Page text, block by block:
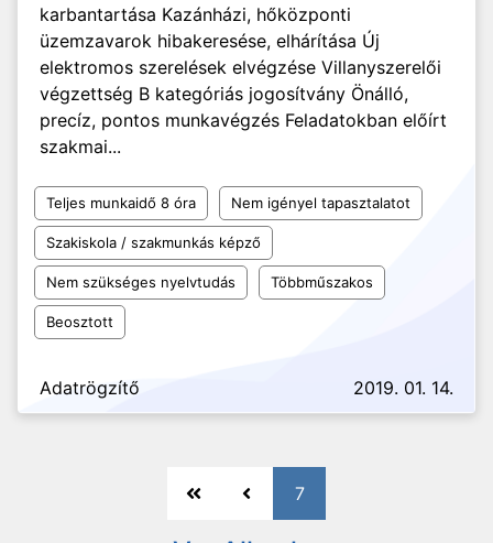
karbantartása Kazánházi, hőközponti
üzemzavarok hibakeresése, elhárítása Új
elektromos szerelések elvégzése Villanyszerelői
végzettség B kategóriás jogosítvány Önálló,
precíz, pontos munkavégzés Feladatokban előírt
szakmai...
Teljes munkaidő 8 óra Nem igényel tapasztalatot
Szakiskola / szakmunkás képző
Nem szükséges nyelvtudás Többműszakos
Beosztott
Adatrögzítő 2019. 01. 14.
7